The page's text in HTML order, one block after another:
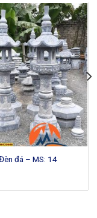
đá – MS: 14